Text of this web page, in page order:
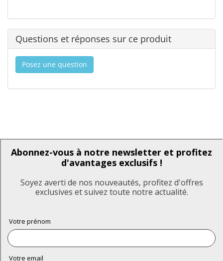
Questions et réponses sur ce produit
Posez une question